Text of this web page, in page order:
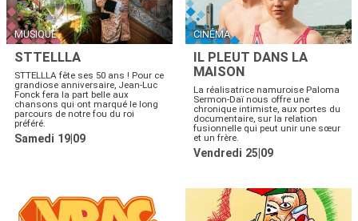
MUSIQUE
STTELLLA
STTELLLA fête ses 50 ans ! Pour ce
grandiose anniversaire, Jean-Luc
Fonck fera la part belle aux
chansons qui ont marqué le long
parcours de notre fou du roi
préféré.
Samedi 19|09
CINÉMA
IL PLEUT DANS LA
MAISON
La réalisatrice namuroise Paloma
Sermon-Daï nous offre une
chronique intimiste, aux portes du
documentaire, sur la relation
fusionnelle qui peut unir une sœur
et un frère.
Vendredi 25|09